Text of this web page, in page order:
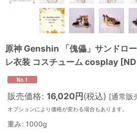
原神 Genshin 「傀儡」サンドロ
レ衣装 コスチューム cosplay [
販売価格: 16,020円(税込) [通常販
オプションにより価格が変わる場合もあります。
重み: 1000g